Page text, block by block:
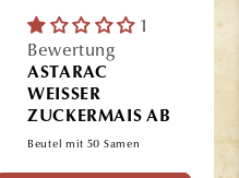
1
Bewertung
ASTARAC
WEISSER
ZUCKERMAIS AB
Beutel mit 50 Samen